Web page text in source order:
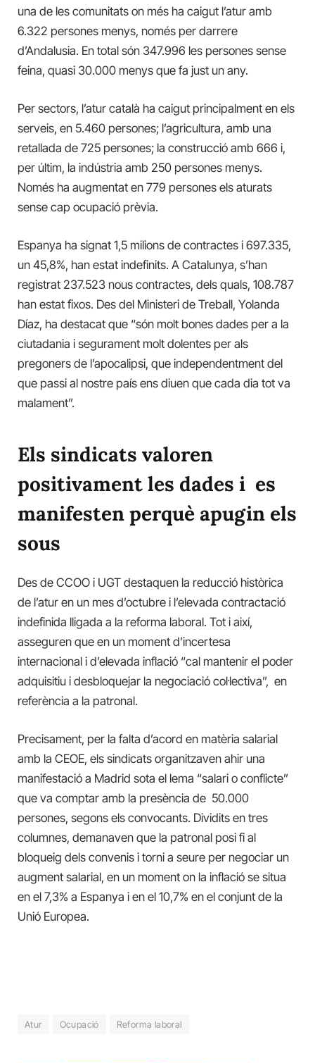
una de les comunitats on més ha caigut l’atur amb
6.322 persones menys, només per darrere
d’Andalusia. En total són 347.996 les persones sense
feina, quasi 30.000 menys que fa just un any.
Per sectors, l’atur català ha caigut principalment en els
serveis, en 5.460 persones; l’agricultura, amb una
retallada de 725 persones; la construcció amb 666 i,
per últim, la indústria amb 250 persones menys.
Només ha augmentat en 779 persones els aturats
sense cap ocupació prèvia.
Espanya ha signat 1,5 milions de contractes i 697.335,
un 45,8%, han estat indefinits. A Catalunya, s’han
registrat 237.523 nous contractes, dels quals, 108.787
han estat fixos. Des del Ministeri de Treball, Yolanda
Díaz, ha destacat que “són molt bones dades per a la
ciutadania i segurament molt dolentes per als
pregoners de l’apocalipsi, que independentment del
que passi al nostre país ens diuen que cada dia tot va
malament”.
Els sindicats valoren
positivament les dades i es
manifesten perquè apugin els
sous
Des de CCOO i UGT destaquen la reducció històrica
de l’atur en un mes d’octubre i l’elevada contractació
indefinida lligada a la reforma laboral. Tot i així,
asseguren que en un moment d’incertesa
internacional i d’elevada inflació “cal mantenir el poder
adquisitiu i desbloquejar la negociació col·lectiva”, en
referència a la patronal.
Precisament, per la falta d’acord en matèria salarial
amb la CEOE, els sindicats organitzaven ahir una
manifestació a Madrid sota el lema “salari o conflicte”
que va comptar amb la presència de 50.000
persones, segons els convocants. Dividits en tres
columnes, demanaven que la patronal posi fi al
bloqueig dels convenis i torni a seure per negociar un
augment salarial, en un moment on la inflació se situa
en el 7,3% a Espanya i en el 10,7% en el conjunt de la
Unió Europea.
Atur Ocupació Reforma laboral